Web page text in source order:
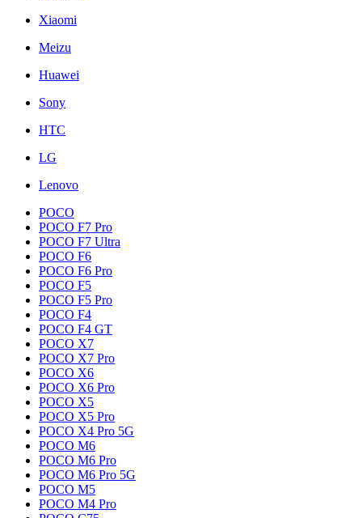
Xiaomi
Meizu
Huawei
Sony
HTC
LG
Lenovo
POCO
POCO F7 Pro
POCO F7 Ultra
POCO F6
POCO F6 Pro
POCO F5
POCO F5 Pro
POCO F4
POCO F4 GT
POCO X7
POCO X7 Pro
POCO X6
POCO X6 Pro
POCO X5
POCO X5 Pro
POCO X4 Pro 5G
POCO M6
POCO M6 Pro
POCO M6 Pro 5G
POCO M5
POCO M4 Pro